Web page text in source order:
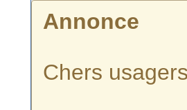
Annonce
Chers